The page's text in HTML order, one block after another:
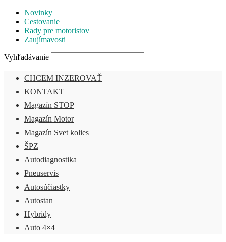
Novinky
Cestovanie
Rady pre motoristov
Zaujímavosti
Vyhľadávanie
CHCEM INZEROVAŤ
KONTAKT
Magazín STOP
Magazín Motor
Magazín Svet kolies
ŠPZ
Autodiagnostika
Pneuservis
Autosúčiastky
Autostan
Hybridy
Auto 4×4